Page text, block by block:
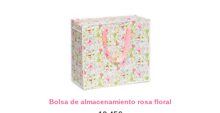
Bolsa de almacenamiento rosa floral